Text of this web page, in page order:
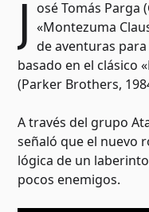
J osé Tomás Parga
«Montezuma
de aventuras
basado en el clásico
(Parker Brothers,
A través del grupo
señaló que el nuevo
lógica de un
pocos enemigos.